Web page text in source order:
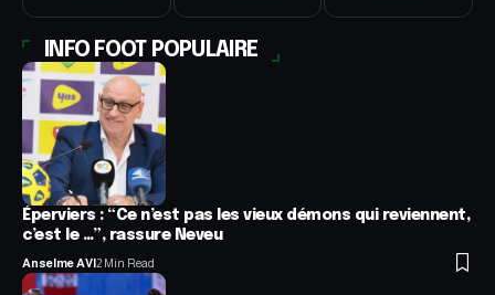
INFO FOOT POPULAIRE
Éperviers : “Ce n’est pas les vieux démons qui reviennent,
c’est le …”, rassure Neveu
Anselme AVI2 Min Read